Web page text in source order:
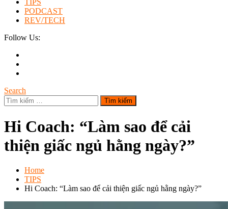
TIPS
PODCAST
REV/TECH
Follow Us:
Search
Tìm
kiếm
Hi Coach: “Làm sao để cải
thiện giấc ngủ hằng ngày?”
Home
TIPS
Hi Coach: “Làm sao để cải thiện giấc ngủ hằng ngày?”